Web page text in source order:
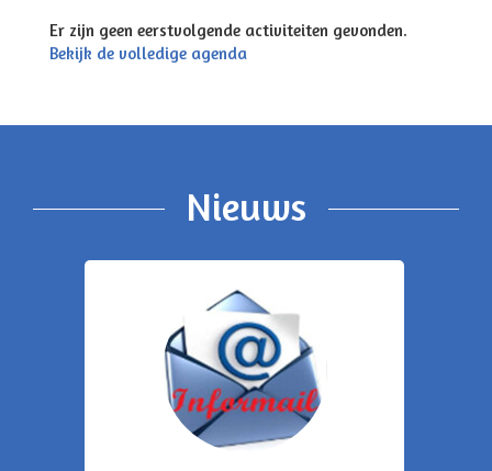
Er zijn geen eerstvolgende activiteiten gevonden.
Bekijk de volledige agenda
Nieuws